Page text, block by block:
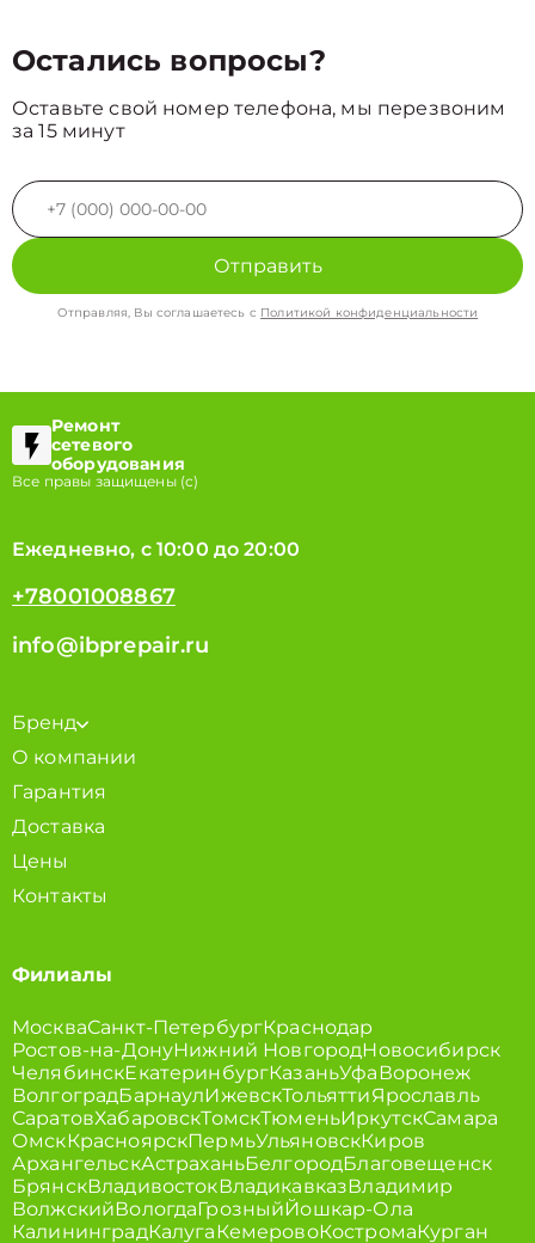
Остались вопросы?
Оставьте свой номер телефона, мы перезвоним
за 15 минут
Отправить
Отправляя, Вы соглашаетесь с Политикой конфиденциальности
Ремонт
сетевого
оборудования
Все правы защищены (с)
Ежедневно, с 10:00 до 20:00
+78001008867
info@ibprepair.ru
Бренд
О компании
Гарантия
Доставка
Цены
Контакты
Филиалы
МоскваСанкт-ПетербургКраснодар
Ростов-на-ДонуНижний НовгородНовосибирск
ЧелябинскЕкатеринбургКазаньУфаВоронеж
ВолгоградБарнаулИжевскТольяттиЯрославль
СаратовХабаровскТомскТюменьИркутскСамара
ОмскКрасноярскПермьУльяновскКиров
АрхангельскАстраханьБелгородБлаговещенск
БрянскВладивостокВладикавказВладимир
ВолжскийВологдаГрозныйЙошкар-Ола
КалининградКалугаКемеровоКостромаКурган